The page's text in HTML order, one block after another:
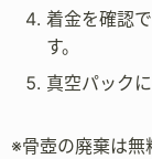
着金を確認
す。
真空パック
※骨壺の廃棄は無